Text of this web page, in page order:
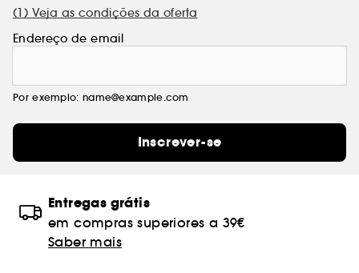
(1) Veja as condições da oferta
Endereço de email
Por exemplo: name@example.com
Inscrever-se
Entregas grátis
em compras superiores a 39€
Saber mais